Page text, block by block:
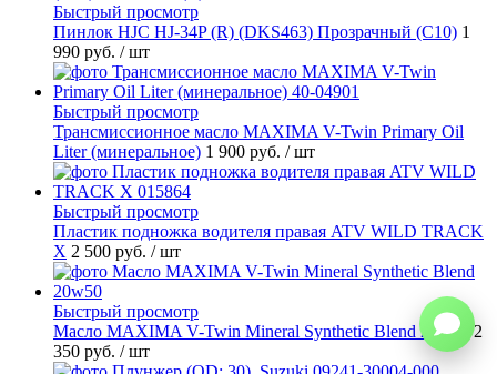
Быстрый просмотр
Пинлок HJC HJ-34P (R) (DKS463) Прозрачный (C10) 1
990 руб. / шт
Быстрый просмотр
Трансмиссионное масло MAXIMA V-Twin Primary Oil
Liter (минеральное) 1 900 руб. / шт
Быстрый просмотр
Пластик подножка водителя правая ATV WILD TRACK
X 2 500 руб. / шт
Быстрый просмотр
Масло MAXIMA V-Twin Mineral Synthetic Blend 20w50
2
350 руб. / шт